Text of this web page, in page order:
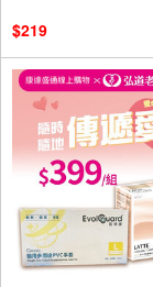
$219